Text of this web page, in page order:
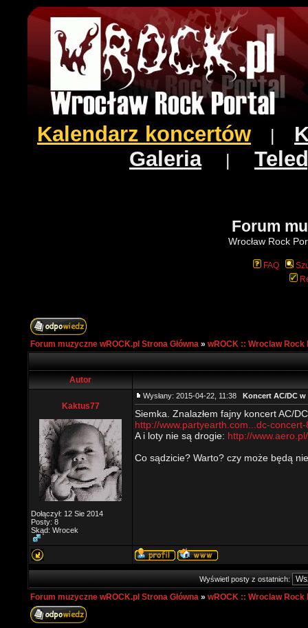
Kalendarz koncertów
Galeria|
Forum
Wrocław Rock
FAQ
Forum muzyczne wROCK.pl Strona Główna » wROCK :: Wroclaw Rock
Autor
Kaktus77
Dołączył: 12 Sie 2014
Posty: 8
Skąd: Wrocek
Wysłany: 2015-04-22, 11:38 Koncert AC/DC w
Siemka. Znalazłem fajny koncert AC/
http://www.partyearth.com...dc-
A i loty nie są drogie: http://
Co sądzicie? Warto? czy może będą
Wyświetl posty z ostatnich:
Forum muzyczne wROCK.pl Strona Główna » wROCK :: Wroclaw Rock